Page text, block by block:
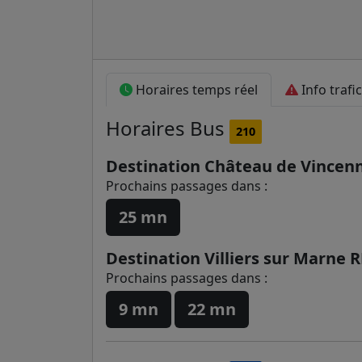
Horaires temps réel Info trafic
Horaires Bus 210
Destination Château de
Prochains passages dans :
25 mn
Destination Villiers sur Marne
Prochains passages dans :
9 mn 22 mn